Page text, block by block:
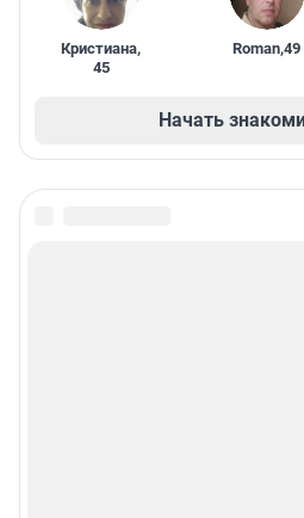
Кристиана,
45
Roman,49
Начать